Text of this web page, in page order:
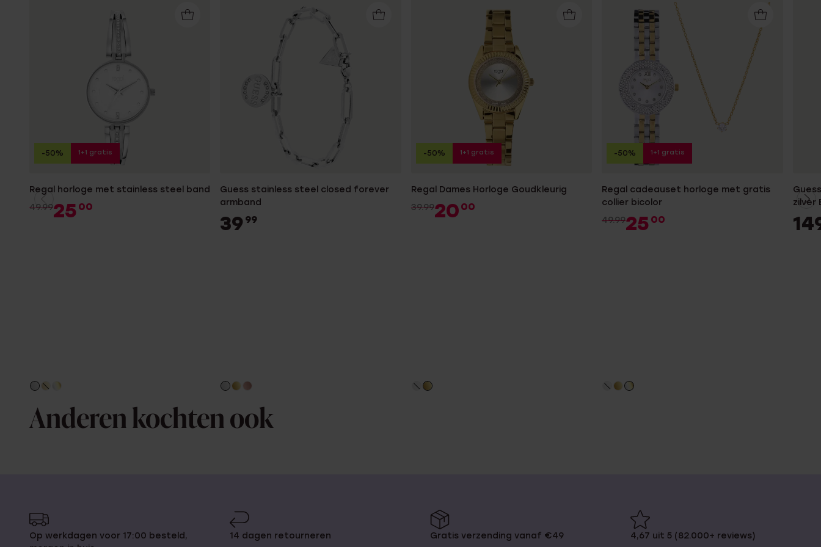
Regal horloge met stainless steel band
49.9925 00
-50% 1+1 gratis
Guess stainless steel closed forever
armband
39 99
Regal Dames Horloge Goudkleurig
39.9920 00
-50% 1+1 gratis
Regal cadeauset horloge met gratis
collier bicolor
49.9925 00
-50% 1+1 gratis
zilver
Anderen kochten ook
Op werkdagen voor 17:00 besteld,
14 dagen retourneren Gratis verzending vanaf €49 4,67 uit 5 (82.000+ reviews)